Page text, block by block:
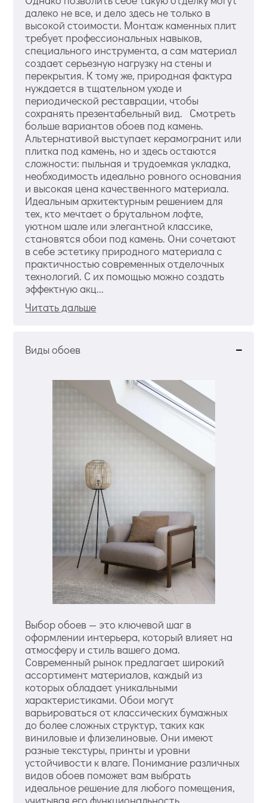
далеко не все, и дело здесь не только в
высокой стоимости. Монтаж каменных плит
требует профессиональных навыков,
специального инструмента, а сам материал
создает серьезную нагрузку на стены и
перекрытия. К тому же, природная фактура
нуждается в тщательном уходе и
периодической реставрации, чтобы
сохранять презентабельный вид. Смотреть
больше вариантов обоев под камень.
Альтернативой выступает керамогранит или
плитка под камень, но и здесь остаются
сложности: пыльная и трудоемкая укладка,
необходимость идеально ровного основания
и высокая цена качественного материала.
Идеальным архитектурным решением для
тех, кто мечтает о брутальном лофте,
уютном шале или элегантной классике,
становятся обои под камень. Они сочетают
в себе эстетику природного материала с
практичностью современных отделочных
технологий. С их помощью можно создать
эффектную акц...
Читать дальше
Виды обоев
Выбор обоев — это ключевой шаг в
оформлении интерьера, который влияет на
атмосферу и стиль вашего дома.
Современный рынок предлагает широкий
ассортимент материалов, каждый из
которых обладает уникальными
характеристиками. Обои могут
варьироваться от классических бумажных
до более сложных структур, таких как
виниловые и флизелиновые. Они имеют
разные текстуры, принты и уровни
устойчивости к влаге. Понимание различных
видов обоев поможет вам выбрать
идеальное решение для любого помещения,
учитывая его функциональность,